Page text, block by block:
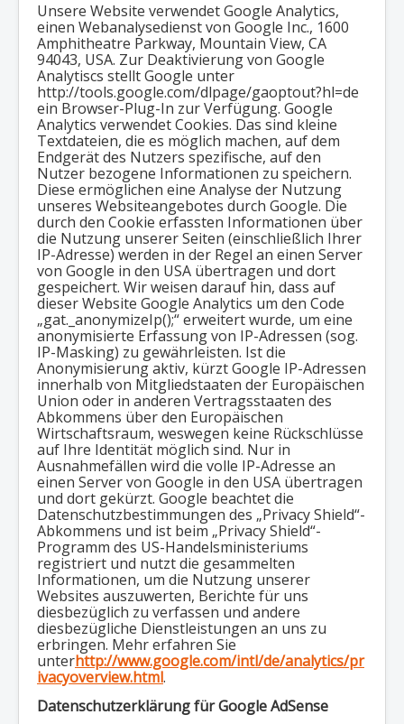
Unsere Website verwendet Google Analytics,
einen Webanalysedienst von Google Inc., 1600
Amphitheatre Parkway, Mountain View, CA
94043, USA. Zur Deaktivierung von Google
Analytiscs stellt Google unter
http://tools.google.com/dlpage/gaoptout?hl=de
ein Browser-Plug-In zur Verfügung. Google
Analytics verwendet Cookies. Das sind kleine
Textdateien, die es möglich machen, auf dem
Endgerät des Nutzers spezifische, auf den
Nutzer bezogene Informationen zu speichern.
Diese ermöglichen eine Analyse der Nutzung
unseres Websiteangebotes durch Google. Die
durch den Cookie erfassten Informationen über
die Nutzung unserer Seiten (einschließlich Ihrer
IP-Adresse) werden in der Regel an einen Server
von Google in den USA übertragen und dort
gespeichert. Wir weisen darauf hin, dass auf
dieser Website Google Analytics um den Code
„gat._anonymizeIp();“ erweitert wurde, um eine
anonymisierte Erfassung von IP-Adressen (sog.
IP-Masking) zu gewährleisten. Ist die
Anonymisierung aktiv, kürzt Google IP-Adressen
innerhalb von Mitgliedstaaten der Europäischen
Union oder in anderen Vertragsstaaten des
Abkommens über den Europäischen
Wirtschaftsraum, weswegen keine Rückschlüsse
auf Ihre Identität möglich sind. Nur in
Ausnahmefällen wird die volle IP-Adresse an
einen Server von Google in den USA übertragen
und dort gekürzt. Google beachtet die
Datenschutzbestimmungen des „Privacy Shield“-
Abkommens und ist beim „Privacy Shield“-
Programm des US-Handelsministeriums
registriert und nutzt die gesammelten
Informationen, um die Nutzung unserer
Websites auszuwerten, Berichte für uns
diesbezüglich zu verfassen und andere
diesbezügliche Dienstleistungen an uns zu
erbringen. Mehr erfahren Sie
unterhttp://www.google.com/intl/de/analytics/pr
ivacyoverview.html.
Datenschutzerklärung für Google AdSense